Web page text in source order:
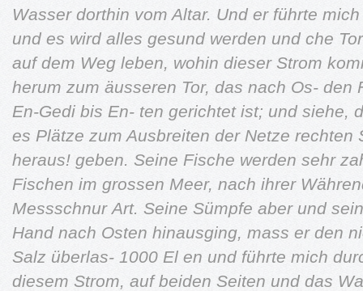
Wasser dorthin vom Altar. Und er führte
und es wird alles gesund werden und che
auf dem Weg leben, wohin dieser Strom
herum zum äusseren Tor, das nach Os- den
En-Gedi bis En- ten gerichtet ist; und siehe,
es Plätze zum Ausbreiten der Netze rechten
heraus! geben. Seine Fische werden sehr
Fischen im grossen Meer, nach ihrer
Messschnur Art. Seine Sümpfe aber und
Hand nach Osten hinausging, mass er den
Salz überlas- 1000 El en und führte mich
diesem Strom, auf beiden Seiten und das